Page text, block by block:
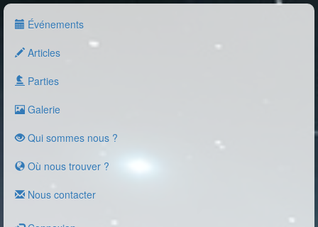
Événements
Articles
Parties
Galerie
Qui sommes nous ?
Où nous trouver ?
Nous contacter